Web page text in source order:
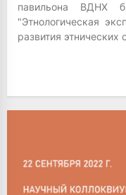
павильона ВДНХ
"Этнологическая
развития